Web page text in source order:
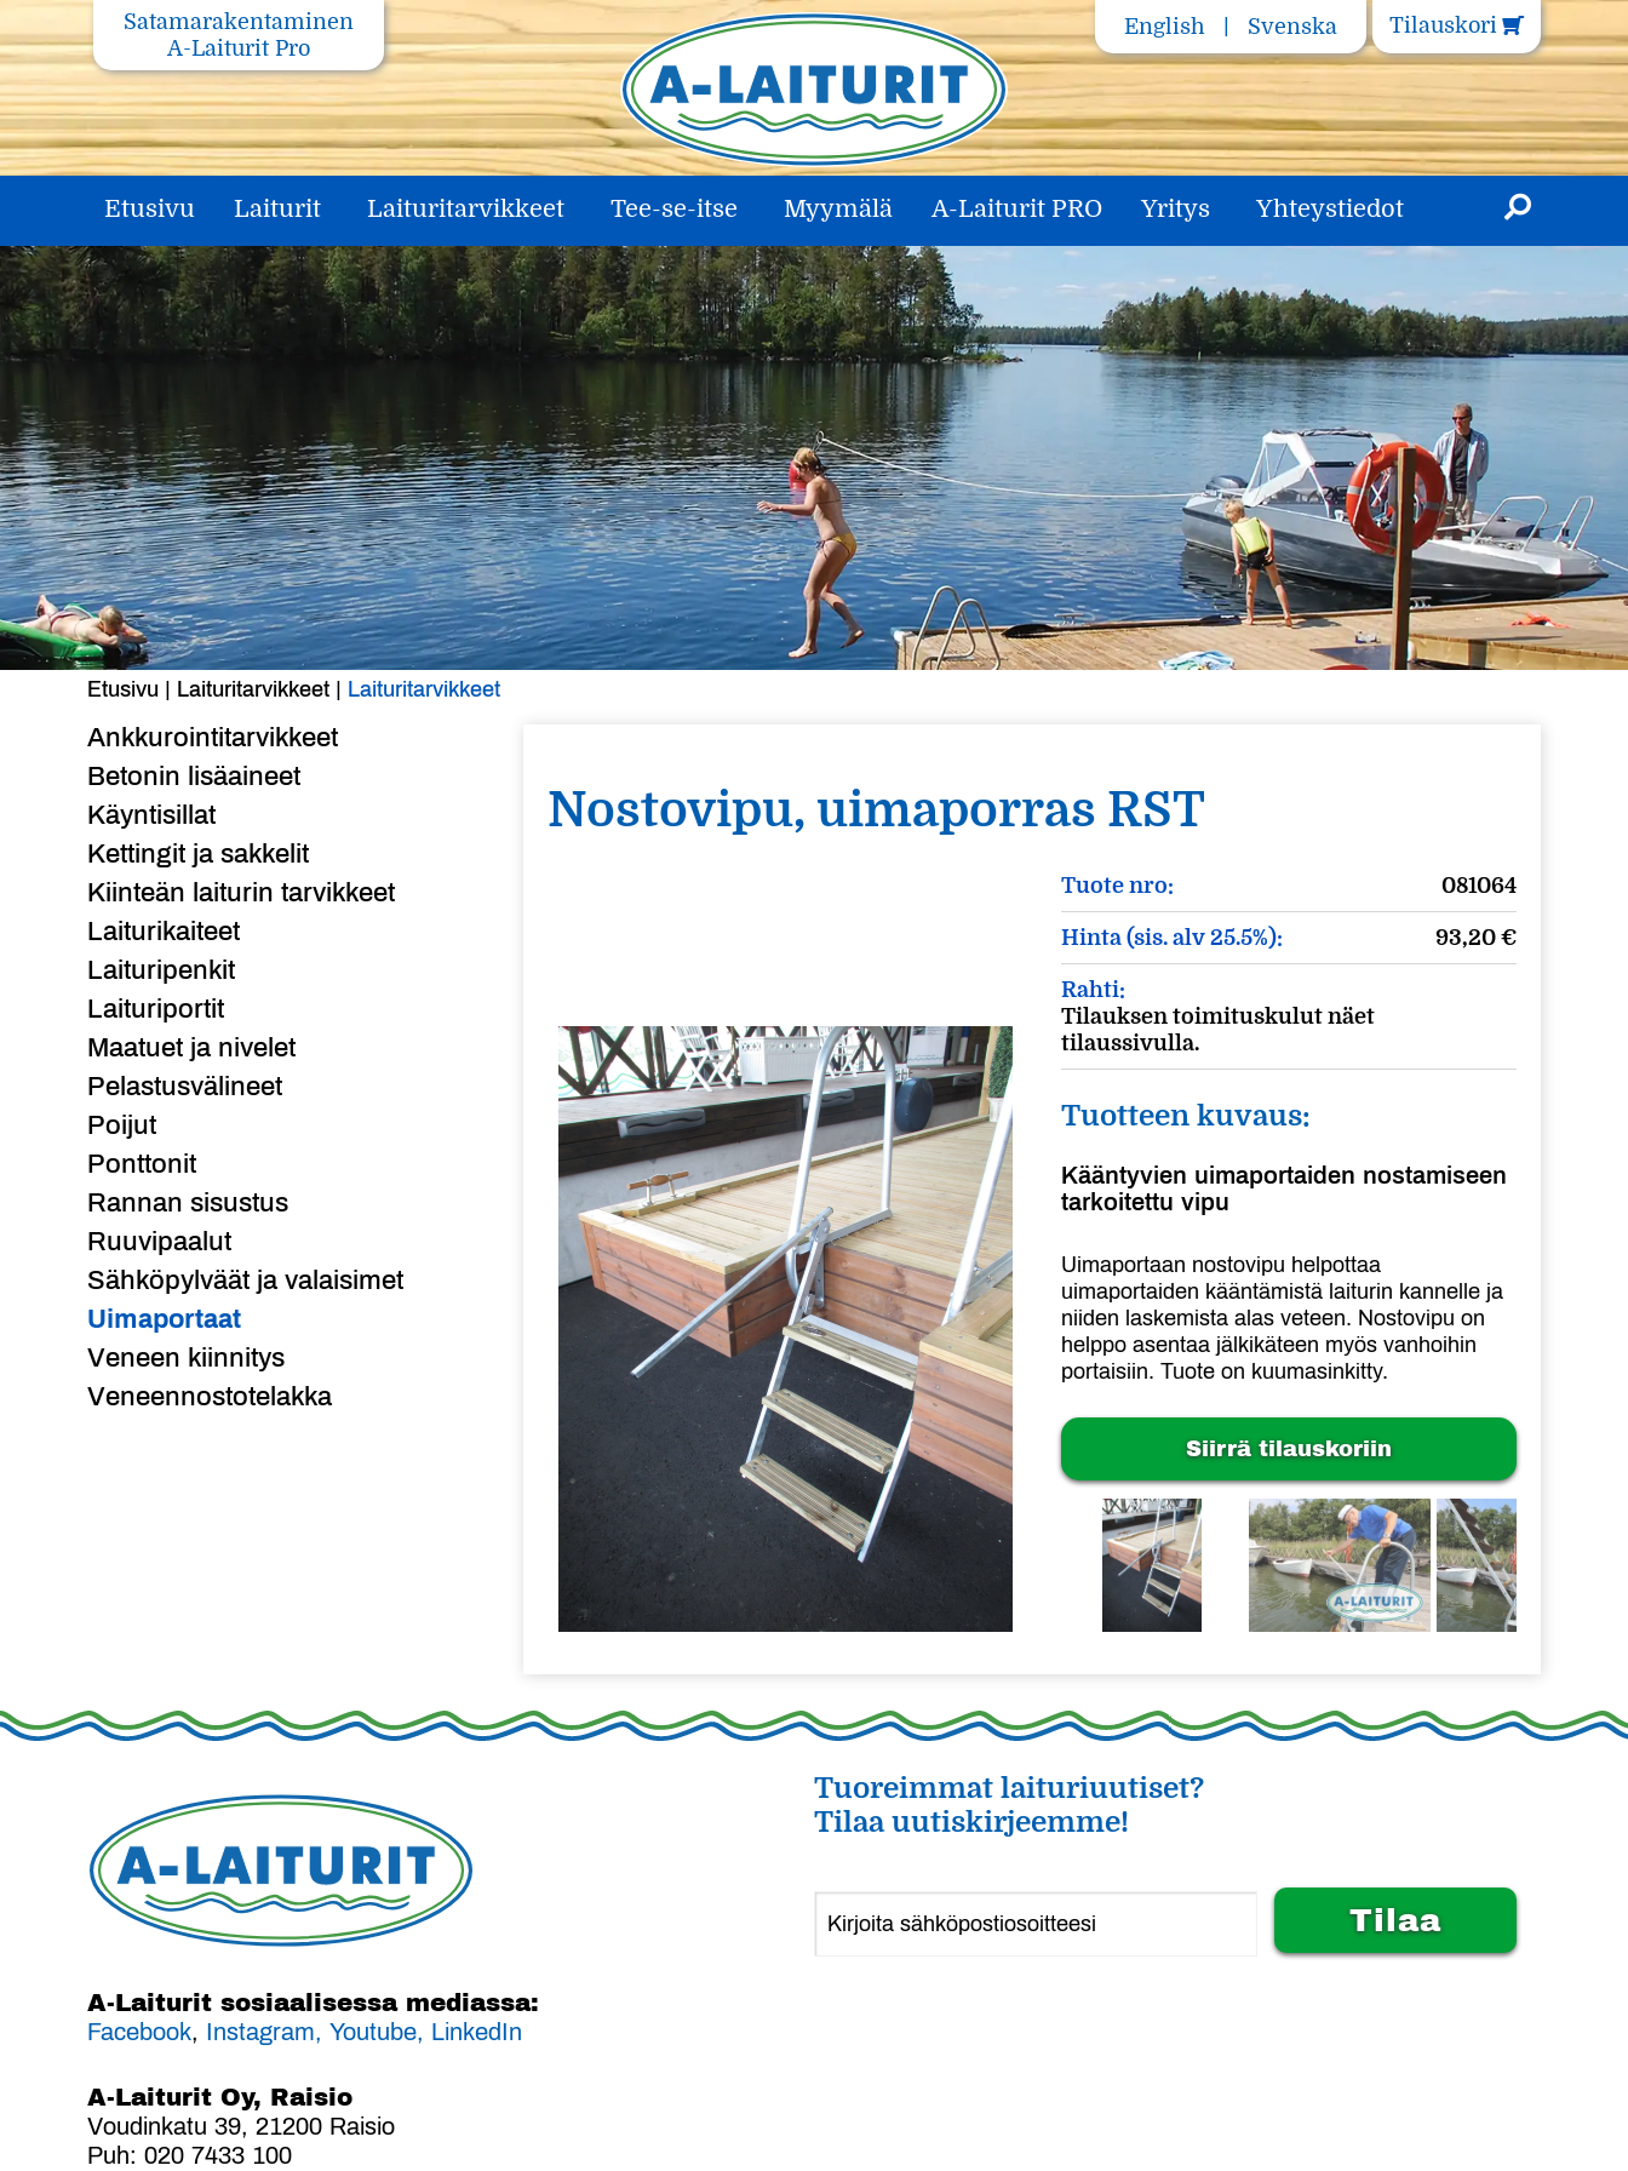
to
content
Satamarakentaminen
A-Laiturit Pro
English Svenska Tilauskori
Etusivu Laiturit Laituritarvikkeet Tee-se-itse Myymälä A-Laiturit PRO Yritys Yhteystiedot
Etusivu | Laituritarvikkeet | Laituritarvikkeet
Ankkurointitarvikkeet
Betonin lisäaineet
Käyntisillat
Kettingit ja sakkelit
Kiinteän laiturin tarvikkeet
Laiturikaiteet
Laituripenkit
Laituriportit
Maatuet ja nivelet
Pelastusvälineet
Poijut
Ponttonit
Rannan sisustus
Ruuvipaalut
Sähköpylväät ja valaisimet
Uimaportaat
Veneen kiinnitys
Veneennostotelakka
Nostovipu, uimaporras RST
Tuote nro: 081064
Hinta (sis. alv 25.5%): 93,20 €
Rahti:
Tilauksen toimituskulut näet
tilaussivulla.
Tuotteen kuvaus:
Kääntyvien uimaportaiden nostamiseen
tarkoitettu vipu
Uimaportaan nostovipu helpottaa
uimaportaiden kääntämistä laiturin kannelle ja
niiden laskemista alas veteen. Nostovipu on
helppo asentaa jälkikäteen myös vanhoihin
portaisiin. Tuote on kuumasinkitty.
Siirrä tilauskoriin
A-Laiturit sosiaalisessa mediassa:
Facebook, Instagram, Youtube, LinkedIn
A-Laiturit Oy, Raisio
Voudinkatu 39, 21200 Raisio
Puh: 020 7433 100
Tuoreimmat laituriuutiset?
Tilaa uutiskirjeemme!
Alternative: